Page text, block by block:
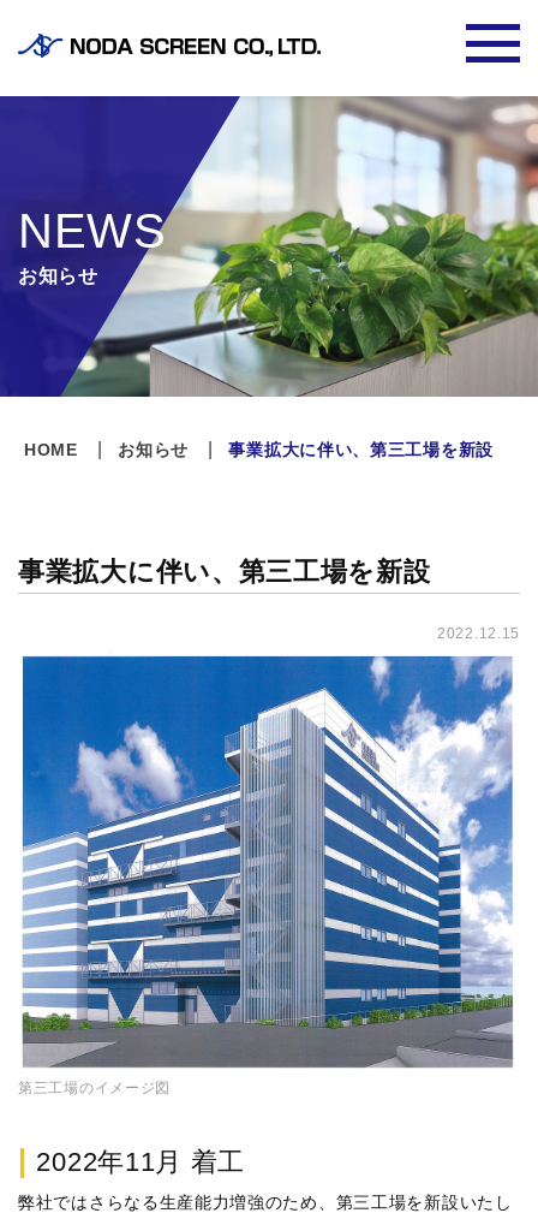
NEWS
お知らせ
HOME お知らせ 事業拡大に伴い、第三工場を新設
事業拡大に伴い、第三工場を新設
2022.12.15
第三工場のイメージ図
| 2022年11月 着工
弊社ではさらなる生産能力増強のため、第三工場を新設いたし